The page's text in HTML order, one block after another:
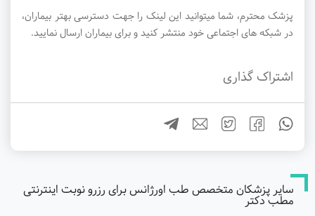
پزشک محترم، شما میتوانید این لینک را جهت دسترسی بهتر بیماران،
در شبکه های اجتماعی خود منتشر کنید و برای بیماران ارسال نمایید.
اشتراک گذاری
سایر پزشکان متخصص طب اورژانس برای رزرو نوبت اینترنتی
مطب دکتر